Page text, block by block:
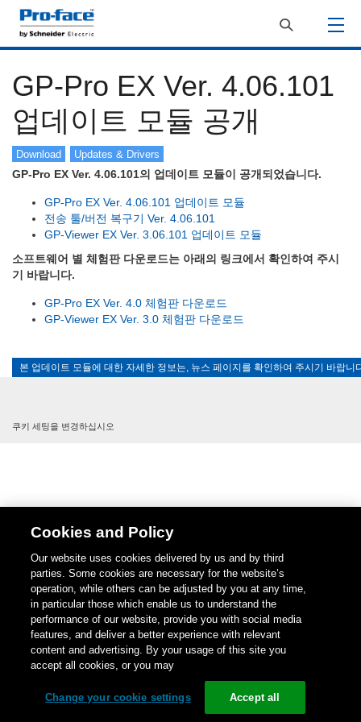
GP-Pro EX Ver. 4.06.101
업데이트 모듈 공개
Download Updates & Drivers
GP-Pro EX Ver. 4.06.101의 업데이트 모듈이 공개되었습니다.
GP-Pro EX Ver. 4.06.101 업데이트 모듈
전송 툴/버전 복구기 Ver. 4.06.101
GP-Viewer EX Ver. 3.06.101 업데이트 모듈
소프트웨어 별 체험판 다운로드는 아래의 링크에서 확인하여 주시
기 바랍니다.
GP-Pro EX Ver. 4.0 체험판 다운로드
GP-Viewer EX Ver. 3.0 체험판 다운로드
본 업데이트 모듈에 대한 자세한 정보는, 뉴스 페이지를 확인하여 주시기 바랍니
쿠키 세팅을 변경하십시오
Cookies and Policy
Our website uses cookies delivered by us and by third
parties. Some cookies are necessary for the website’s
operation, while others can be adjusted by you at any time,
in particular those which enable us to understand the
performance of our website, provide you with social media
features, and deliver a better experience with relevant
content and advertising. By your usage of this site you
accept all cookies, or you may
Change your cookie settings Accept all